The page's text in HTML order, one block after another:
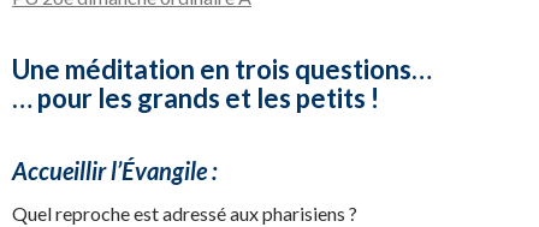
Une méditation en trois questions…
… pour les grands et les petits !
Accueillir l’Évangile :
Quel reproche est adressé aux pharisiens ?